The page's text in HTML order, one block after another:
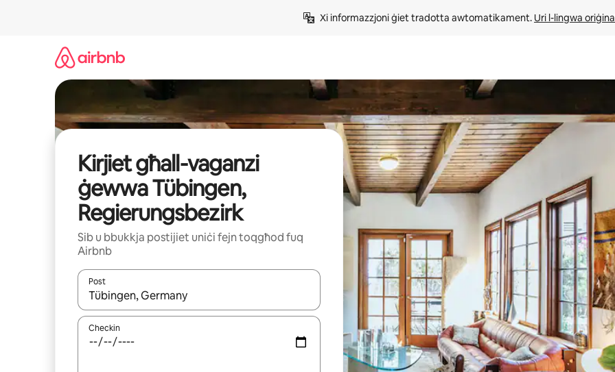
Xi informazzjoni ġiet tradotta awtomatikament. Uri l-lingwa
Kirjiet għall-vaganzi
ġewwa Tübingen,
Regierungsbezirk
Sib u bbukkja postijiet uniċi fejn toqgħod fuq
Airbnb
Post
Meta r-riżultati jkunu disponibbli, tista' tmur minn riżultat għall-ieħor bil-buttuni tal-vleġeġ 'il fuq jew 'l isfel jew billi tmiss
Checkin